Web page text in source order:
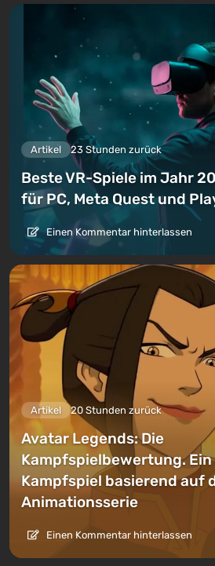
Artikel 23 Stunden zurück
Beste VR-Spiele im Jahr
für PC, Meta Quest und
Einen Kommentar hinterlassen
Artikel 20 Stunden zurück
Avatar Legends: Die
Kampfspielbewertung. Ein
Kampfspiel basierend auf
Animationsserie
Einen Kommentar hinterlassen